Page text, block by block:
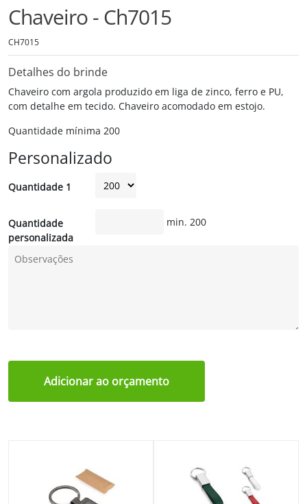
Chaveiro - Ch7015
CH7015
Detalhes do brinde
Chaveiro com argola produzido em liga de zinco, ferro e PU,
com detalhe em tecido. Chaveiro acomodado em estojo.
Quantidade mínima 200
Personalizado
Quantidade 1
Quantidade
personalizada
min. 200
Adicionar ao orçamento